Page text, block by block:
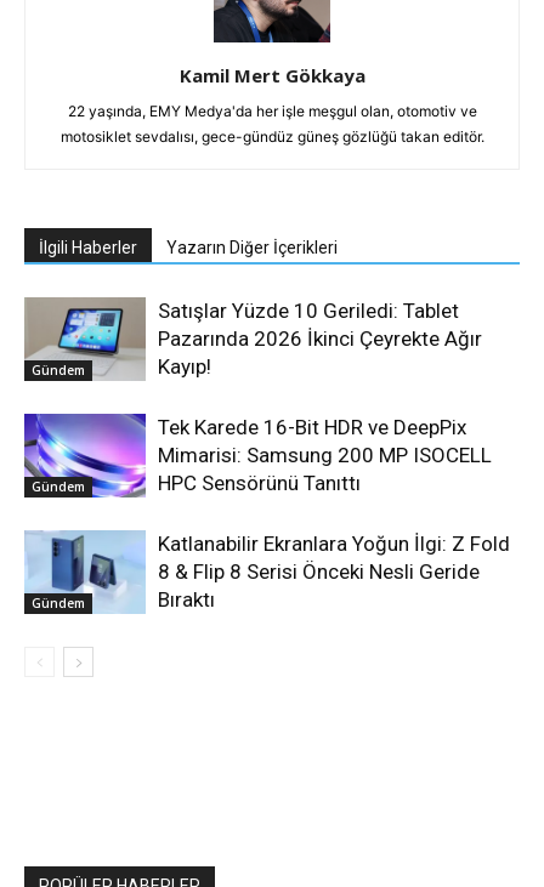
Kamil Mert Gökkaya
22 yaşında, EMY Medya'da her işle meşgul olan, otomotiv ve
motosiklet sevdalısı, gece-gündüz güneş gözlüğü takan editör.
İlgili Haberler Yazarın Diğer İçerikleri
Gündem
Satışlar Yüzde 10 Geriledi: Tablet
Pazarında 2026 İkinci Çeyrekte Ağır
Kayıp!
Gündem
Tek Karede 16-Bit HDR ve DeepPix
Mimarisi: Samsung 200 MP ISOCELL
HPC Sensörünü Tanıttı
Gündem
Katlanabilir Ekranlara Yoğun İlgi: Z Fold
8 & Flip 8 Serisi Önceki Nesli Geride
Bıraktı